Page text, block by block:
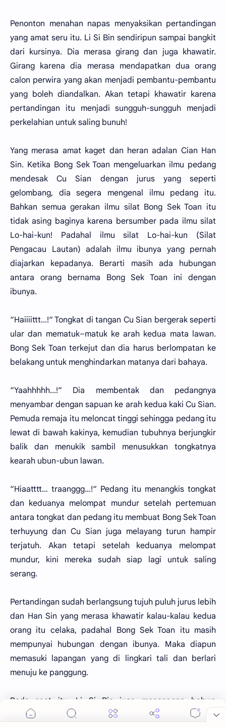
Penonton menahan napas menyaksikan pertandingan
yang amat seru itu. Li Si Bin sendiripun sampai bangkit
dari kursinya. Dia merasa girang dan juga khawatir.
Girang karena dia merasa mendapatkan dua orang
calon perwira yang akan menjadi pembantu-pembantu
yang boleh diandalkan. Akan tetapi khawatir karena
pertandingan itu menjadi sungguh-sungguh menjadi
perkelahian untuk saling bunuh!
Yang merasa amat kaget dan heran adalan Cian Han
Sin. Ketika Bong Sek Toan mengeluarkan ilmu pedang
mendesak Cu Sian dengan jurus yang seperti
gelombang, dia segera mengenal ilmu pedang itu.
Bahkan semua gerakan ilmu silat Bong Sek Toan itu
tidak asing baginya karena bersumber pada ilmu silat
Lo-hai-kun! Padahal ilmu silat Lo-hai-kun (Silat
Pengacau Lautan) adalah ilmu ibunya yang pernah
diajarkan kepadanya. Berarti masih ada hubungan
antara orang bernama Bong Sek Toan ini dengan
ibunya.
“Haiiiittt...!“ Tongkat di tangan Cu Sian bergerak seperti
ular dan mematuk–matuk ke arah kedua mata lawan.
Bong Sek Toan terkejut dan dia harus berlompatan ke
belakang untuk menghindarkan matanya dari bahaya.
“Yaahhhhh...!“ Dia membentak dan pedangnya
menyambar dengan sapuan ke arah kedua kaki Cu Sian.
Pemuda remaja itu meloncat tinggi sehingga pedang itu
lewat di bawah kakinya, kemudian tubuhnya berjungkir
balik dan menukik sambil menusukkan tongkatnya
kearah ubun-ubun lawan.
“Hiaatttt… traanggg…!“ Pedang itu menangkis tongkat
dan keduanya melompat mundur setelah pertemuan
antara tongkat dan pedang itu membuat Bong Sek Toan
terhuyung dan Cu Sian juga melayang turun hampir
terjatuh. Akan tetapi setelah keduanya melompat
mundur, kini mereka sudah siap lagi untuk saling
serang.
Pertandingan sudah berlangsung tujuh puluh jurus lebih
dan Han Sin yang merasa khawatir kalau-kalau kedua
orang itu celaka, padahal Bong Sek Toan itu masih
mempunyai hubungan dengan ibunya. Maka diapun
memasuki lapangan yang di lingkari tali dan berlari
menuju ke panggung.
Pada saat itu, Li Si Bin juga mengangap bahwa
pertandingan itu sudah lebih dari cukup dan kedua